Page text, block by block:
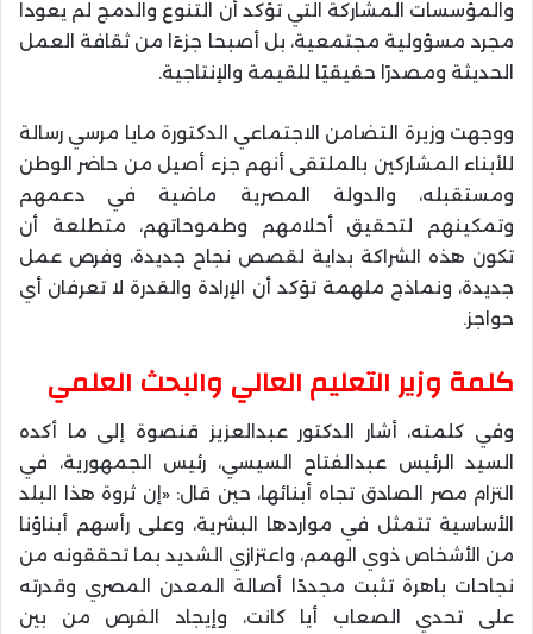
والمؤسسات المشاركة التي تؤكد أن التنوع والدمج لم يعودا
مجرد مسؤولية مجتمعية، بل أصبحا جزءًا من ثقافة العمل
الحديثة ومصدرًا حقيقيًا للقيمة والإنتاجية.
ووجهت وزيرة التضامن الاجتماعي الدكتورة مايا مرسي رسالة
للأبناء المشاركين بالملتقى أنهم جزء أصيل من حاضر الوطن
ومستقبله، والدولة المصرية ماضية في دعمهم
وتمكينهم لتحقيق أحلامهم وطموحاتهم، متطلعة أن
تكون هذه الشراكة بداية لقصص نجاح جديدة، وفرص عمل
جديدة، ونماذج ملهمة تؤكد أن الإرادة والقدرة لا تعرفان أي
حواجز.
كلمة وزير التعليم العالي والبحث العلمي
وفي كلمته، أشار الدكتور عبدالعزيز قنصوة إلى ما أكده
السيد الرئيس عبدالفتاح السيسي، رئيس الجمهورية، في
التزام مصر الصادق تجاه أبنائها، حين قال: «إن ثروة هذا البلد
الأساسية تتمثل في مواردها البشرية، وعلى رأسهم أبناؤنا
من الأشخاص ذوي الهمم، واعتزازي الشديد بما تحققونه من
نجاحات باهرة تثبت مجددًا أصالة المعدن المصري وقدرته
على تحدي الصعاب أيا كانت، وإيجاد الفرص من بين